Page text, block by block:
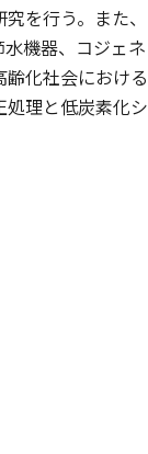
を行う。また、
機器、コジェネ
化社会における
理と低炭素化シ